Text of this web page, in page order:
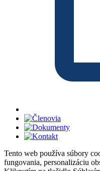
Tento web používa súbory
fungovania, personalizáciu